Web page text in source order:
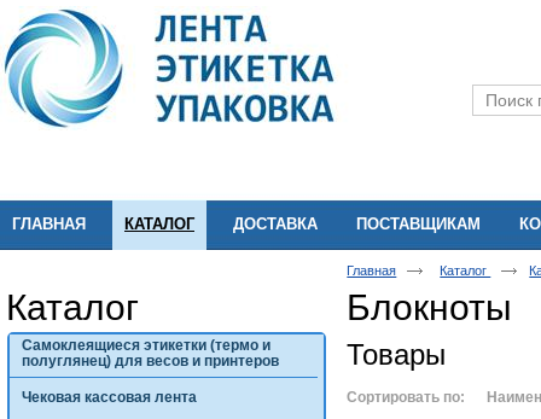
ГЛАВНАЯ КАТАЛОГ ДОСТАВКА ПОСТАВЩИКАМ
Каталог
Самоклеящиеся этикетки (термо и
полуглянец) для весов и принтеров
Чековая кассовая лента
Главная Каталог
Блокноты
Товары
Сортировать по: